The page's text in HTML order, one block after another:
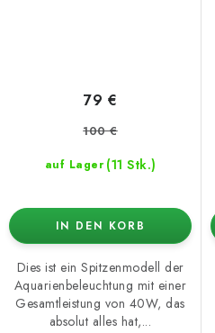
auf Lager (11 Stk.)
79 €
100 €
IN DEN KORB
Dies ist ein Spitzenmodell der
Aquarienbeleuchtung mit einer
Gesamtleistung von 40W, das
absolut alles hat,...